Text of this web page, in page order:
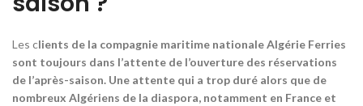
Les clients de la compagnie maritime nationale Algérie Ferries
sont toujours dans l’attente de l’ouverture des réservations
de l’après-saison. Une attente qui a trop duré alors que de
nombreux Algériens de la diaspora, notamment en France et